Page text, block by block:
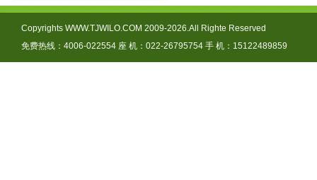
Copyrights WWW.TJWILO.COM 2009-2026.All Righte Reserved
免费热线：4006-022554 座 机：022-26795754 手 机：15122489859